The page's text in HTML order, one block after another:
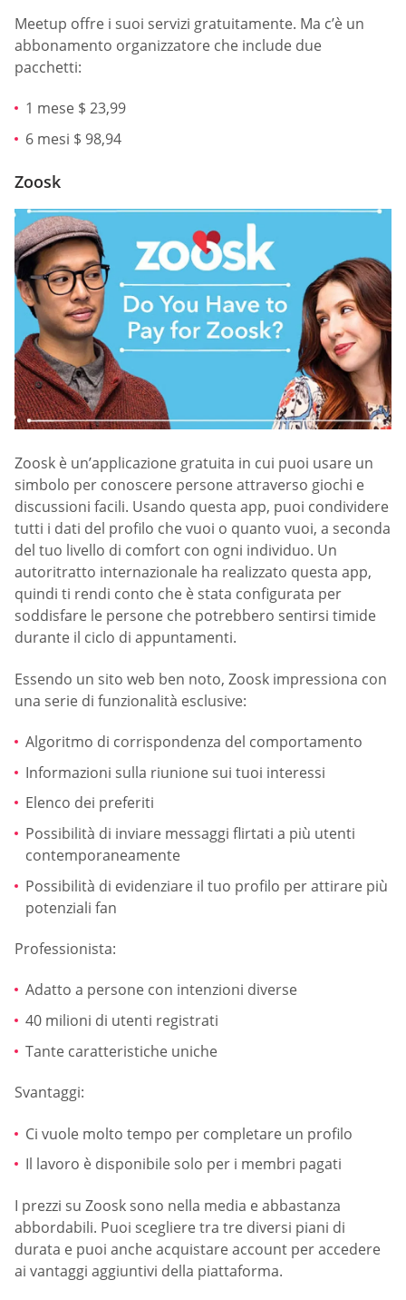
Meetup offre i suoi servizi gratuitamente. Ma c’è un
abbonamento organizzatore che include due
pacchetti:
1 mese $ 23,99
6 mesi $ 98,94
Zoosk
Zoosk è un’applicazione gratuita in cui puoi usare un
simbolo per conoscere persone attraverso giochi e
discussioni facili. Usando questa app, puoi condividere
tutti i dati del profilo che vuoi o quanto vuoi, a seconda
del tuo livello di comfort con ogni individuo. Un
autoritratto internazionale ha realizzato questa app,
quindi ti rendi conto che è stata configurata per
soddisfare le persone che potrebbero sentirsi timide
durante il ciclo di appuntamenti.
Essendo un sito web ben noto, Zoosk impressiona con
una serie di funzionalità esclusive:
Algoritmo di corrispondenza del comportamento
Informazioni sulla riunione sui tuoi interessi
Elenco dei preferiti
Possibilità di inviare messaggi flirtati a più utenti
contemporaneamente
Possibilità di evidenziare il tuo profilo per attirare più
potenziali fan
Professionista:
Adatto a persone con intenzioni diverse
40 milioni di utenti registrati
Tante caratteristiche uniche
Svantaggi:
Ci vuole molto tempo per completare un profilo
Il lavoro è disponibile solo per i membri pagati
I prezzi su Zoosk sono nella media e abbastanza
abbordabili. Puoi scegliere tra tre diversi piani di
durata e puoi anche acquistare account per accedere
ai vantaggi aggiuntivi della piattaforma.